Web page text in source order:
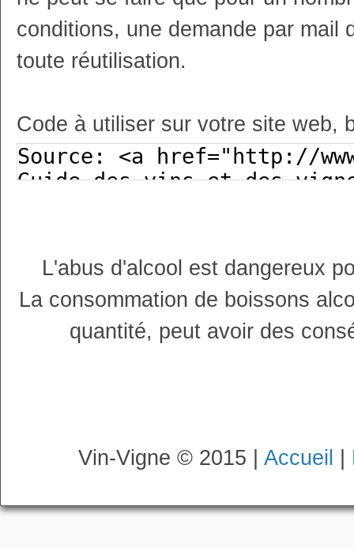
conditions, une demande par mail
toute réutilisation.
Code à utiliser sur votre site web,
L'abus d'alcool est dangereux
La consommation de boissons
quantité, peut avoir des
Vin-Vigne © 2015 | Accueil